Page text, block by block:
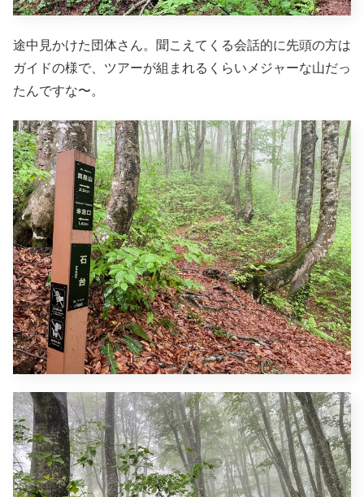
途中見かけた団体さん。聞こえてくる会話的に先頭の方は
ガイドの様で、ツアーが組まれるくらいメジャーな山だっ
たんですな〜。